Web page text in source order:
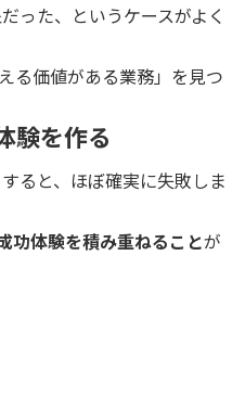
った、というケースがよく
る価値がある業務」を見つ
験を作る
ると、ほぼ確実に失敗しま
功体験を積み重ねることが